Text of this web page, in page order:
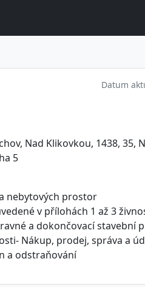
Datum
Nad Klikovkou, 1438, 35,
5
nebytových prostor
v přílohách 1 až 3
a dokončovací stavební
Nákup, prodej, správa a
a odstraňování